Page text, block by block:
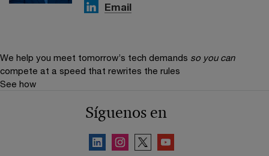
Email
We help you meet tomorrow’s tech demands so you can
compete at a speed that rewrites the rules
See how
Síguenos en